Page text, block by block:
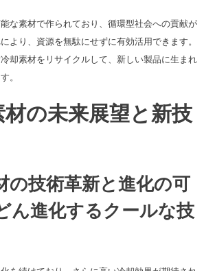
な素材で作られており、循環型社会への貢献が
より、資源を無駄にせずに有効活用できます。
却素材をリサイクルして、新しい製品に生まれ
。
材の未来展望と新技
の技術革新と進化の可
ん進化するクールな技